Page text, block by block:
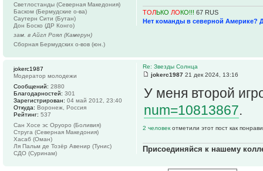
ТОЛЬКО ЛОКО!!! 67 RUS
Нет команды в северной Америке?
Светлостанды (Северная Македония)
Баском (Бермудские о-ва)
Саутерн Сити (Бутан)
Дон Боско (ДР Конго)
зам. в Айгл Роял (Камерун)
Сборная Бермудских о-вов (юн.)
Re: Звезды Солнца
jokerc1987 21 дек 2024, 13:16
У меня второй
num=10813867.
2 человек отметили этот пост как
Присоединяйся к нашему
jokerc1987
Модератор молодежи
Сообщений: 2880
Благодарностей: 301
Зарегистрирован: 04 май 2012, 23:40
Откуда: Воронеж, Россия
Рейтинг: 537
Сан Хосе эс Оруоро (Боливия)
Струга (Северная Македония)
Хасаб (Оман)
Ля Пальм де Тозёр Авенир (Тунис)
СДО (Суринам)